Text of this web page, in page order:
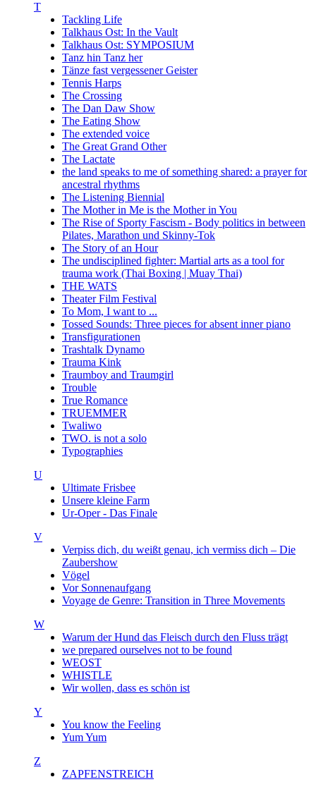
T
Tackling Life
Talkhaus Ost: In the Vault
Talkhaus Ost: SYMPOSIUM
Tanz hin Tanz her
Tänze fast vergessener Geister
Tennis Harps
The Crossing
The Dan Daw Show
The Eating Show
The extended voice
The Great Grand Other
The Lactate
the land speaks to me of something shared: a prayer for
ancestral rhythms
The Listening Biennial
The Mother in Me is the Mother in You
The Rise of Sporty Fascism - Body politics in between
Pilates, Marathon und Skinny-Tok
The Story of an Hour
The undisciplined fighter: Martial arts as a tool for
trauma work (Thai Boxing | Muay Thai)
THE WATS
Theater Film Festival
To Mom, I want to ...
Tossed Sounds: Three pieces for absent inner piano
Transfigurationen
Trashtalk Dynamo
Trauma Kink
Traumboy and Traumgirl
Trouble
True Romance
TRUEMMER
Twaliwo
TWO. is not a solo
Typographies
U
Ultimate Frisbee
Unsere kleine Farm
Ur-Oper - Das Finale
V
Verpiss dich, du weißt genau, ich vermiss dich – Die
Zaubershow
Vögel
Vor Sonnenaufgang
Voyage de Genre: Transition in Three Movements
W
Warum der Hund das Fleisch durch den Fluss trägt
we prepared ourselves not to be found
WEOST
WHISTLE
Wir wollen, dass es schön ist
Y
You know the Feeling
Yum Yum
Z
ZAPFENSTREICH